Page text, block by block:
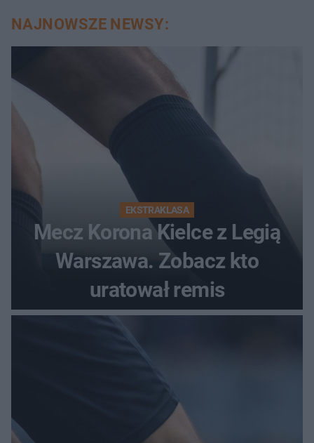
NAJNOWSZE NEWSY:
EKSTRAKLASA
Mecz Korona Kielce z Legią
Warszawa. Zobacz kto
uratował remis